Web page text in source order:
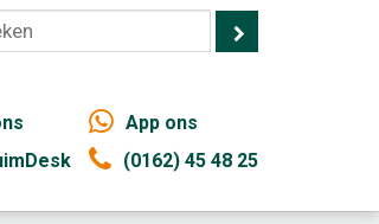
App ons
(0162) 45 48 25